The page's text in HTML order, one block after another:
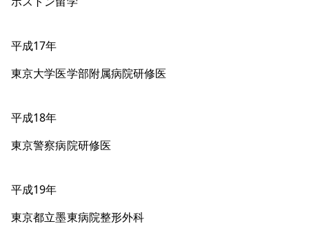
平成17年
東京大学医学部附属病院研修医
平成18年
東京警察病院研修医
平成19年
東京都立墨東病院整形外科